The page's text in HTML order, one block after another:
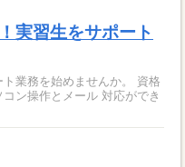
実習生をサポート
務を始めませんか。 資格